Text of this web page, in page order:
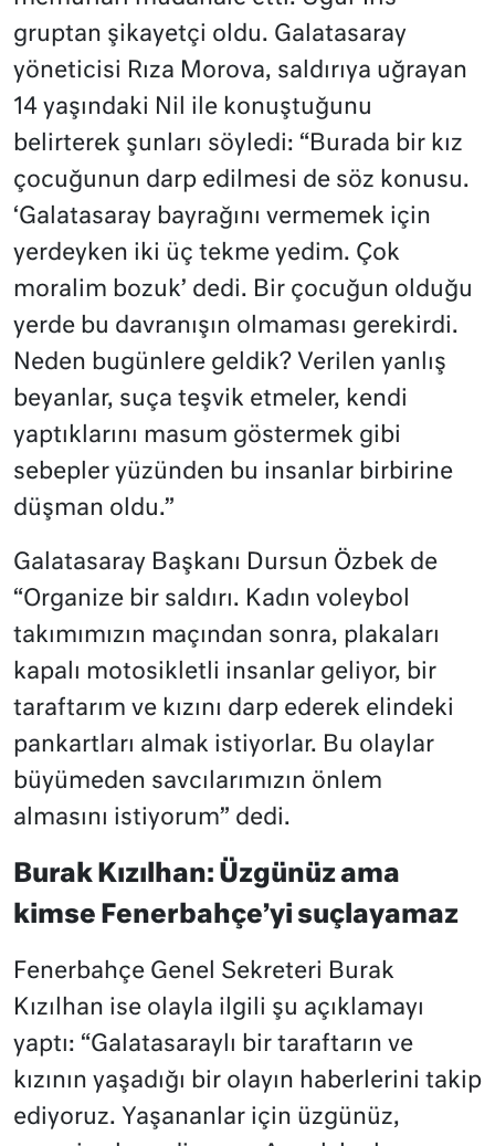
gruptan şikayetçi oldu. Galatasaray
yöneticisi Rıza Morova, saldırıya uğrayan
14 yaşındaki Nil ile konuştuğunu
belirterek şunları söyledi: “Burada bir kız
çocuğunun darp edilmesi de söz konusu.
‘Galatasaray bayrağını vermemek için
yerdeyken iki üç tekme yedim. Çok
moralim bozuk’ dedi. Bir çocuğun olduğu
yerde bu davranışın olmaması gerekirdi.
Neden bugünlere geldik? Verilen yanlış
beyanlar, suça teşvik etmeler, kendi
yaptıklarını masum göstermek gibi
sebepler yüzünden bu insanlar birbirine
düşman oldu.”
Galatasaray Başkanı Dursun Özbek de
“Organize bir saldırı. Kadın voleybol
takımımızın maçından sonra, plakaları
kapalı motosikletli insanlar geliyor, bir
taraftarım ve kızını darp ederek elindeki
pankartları almak istiyorlar. Bu olaylar
büyümeden savcılarımızın önlem
almasını istiyorum” dedi.
Burak Kızılhan: Üzgünüz ama
kimse Fenerbahçe’yi suçlayamaz
Fenerbahçe Genel Sekreteri Burak
Kızılhan ise olayla ilgili şu açıklamayı
yaptı: “Galatasaraylı bir taraftarın ve
kızının yaşadığı bir olayın haberlerini takip
ediyoruz. Yaşananlar için üzgünüz,